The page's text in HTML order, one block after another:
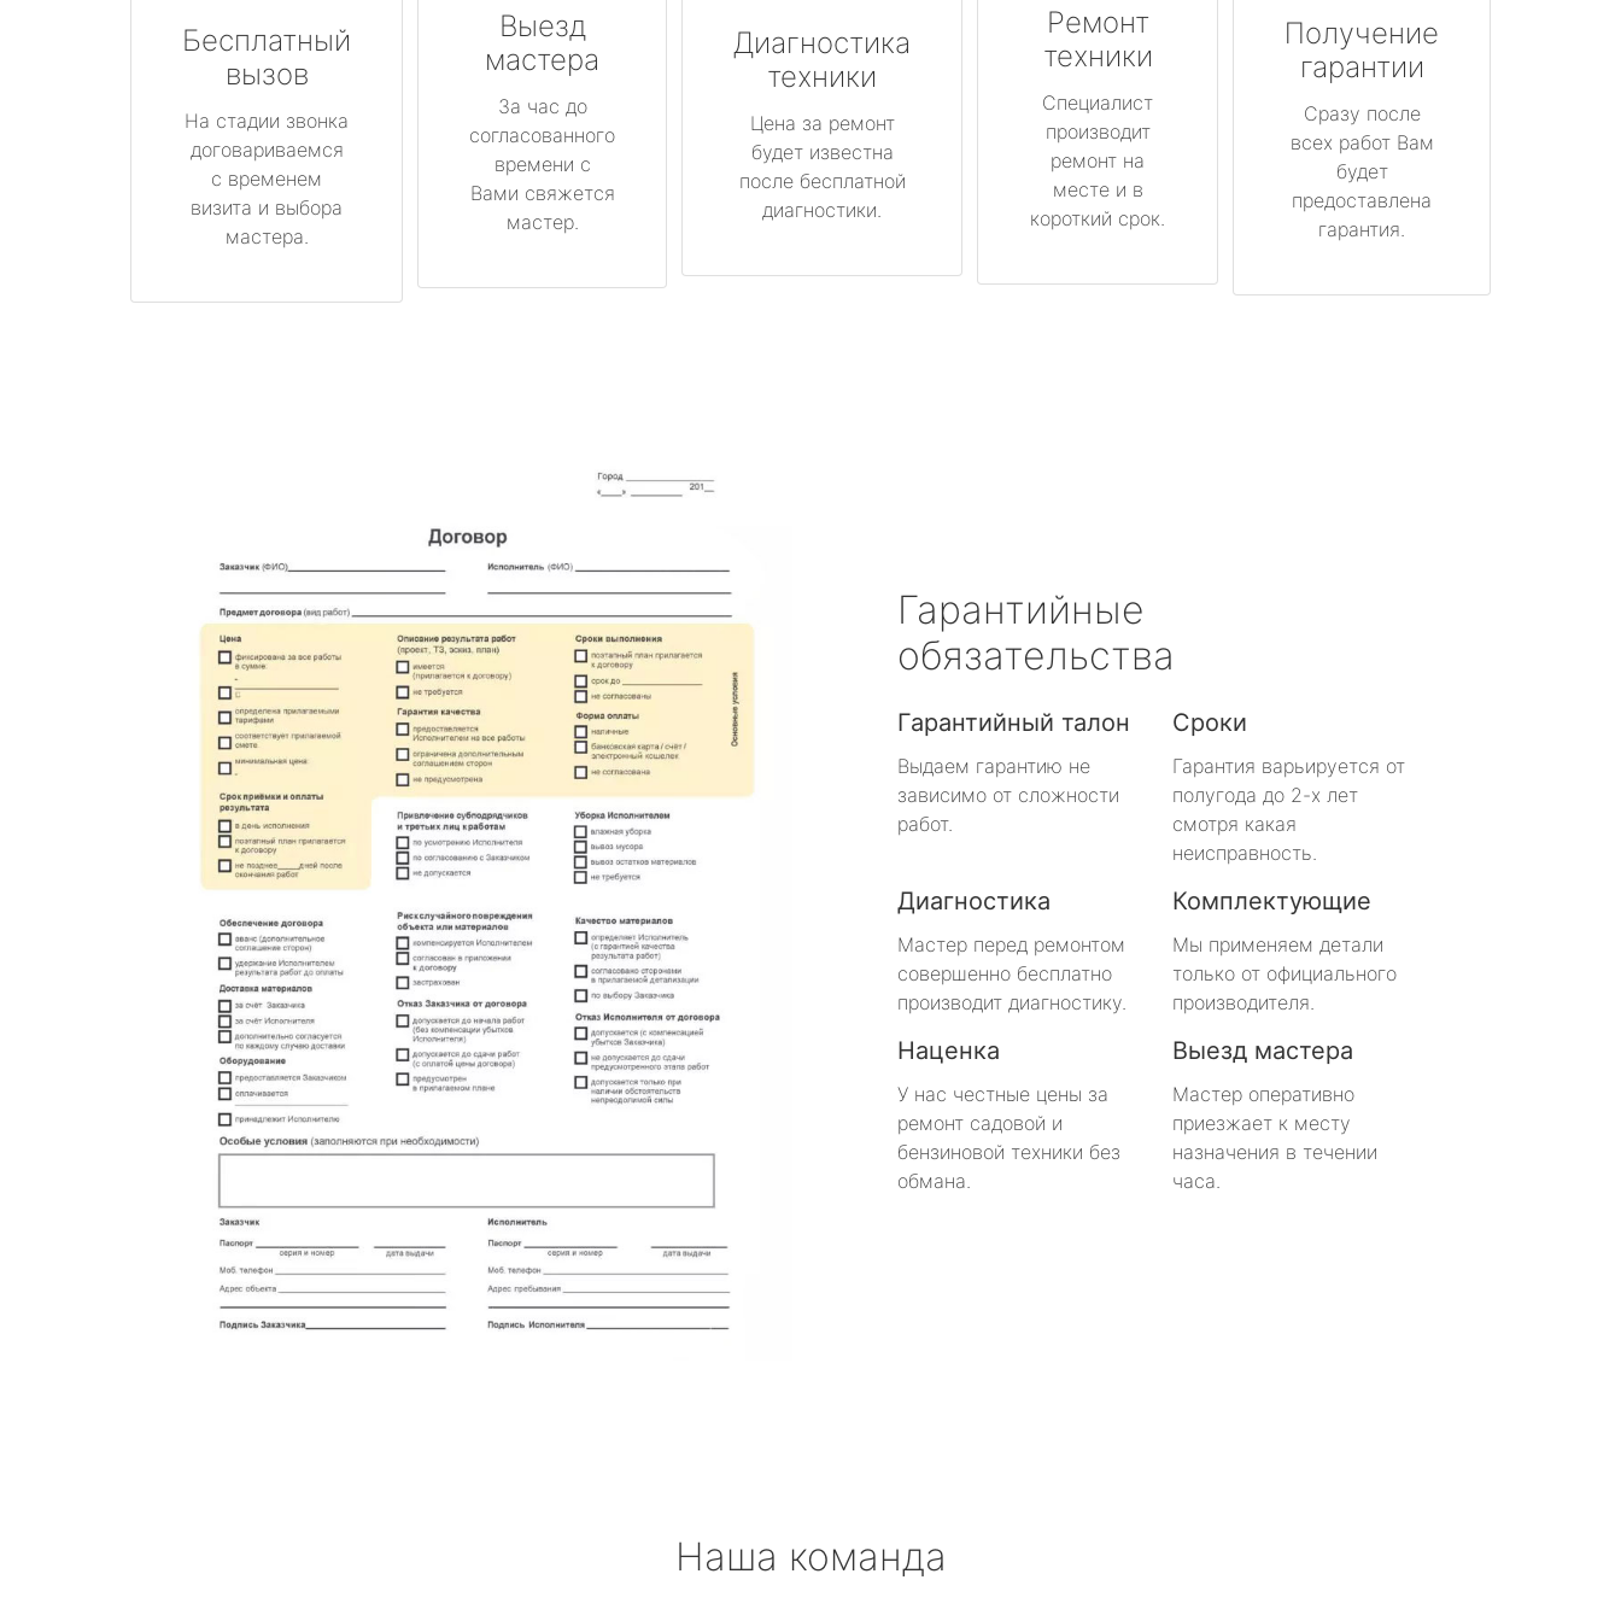
Бесплатный
вызов
На стадии звонка
договариваемся
с временем
визита и выбора
мастера.
Выезд
мастера
За час до
согласованного
времени с
Вами свяжется
мастер.
Диагностика
техники
Цена за ремонт
будет известна
после бесплатной
диагностики.
Ремонт
техники
Специалист
производит
ремонт на
месте и в
короткий срок.
Получение
гарантии
Сразу после
всех работ Вам
будет
предоставлена
гарантия.
Гарантийные
обязательства
Гарантийный талон
Выдаем гарантию не
зависимо от сложности
работ.
Сроки
Гарантия варьируется от
полугода до 2-х лет
смотря какая
неисправность.
Диагностика
Мастер перед ремонтом
совершенно бесплатно
производит диагностику.
Комплектующие
Мы применяем детали
только от официального
производителя.
Наценка
У нас честные цены за
ремонт садовой и
бензиновой техники без
обмана.
Выезд мастера
Мастер оперативно
приезжает к месту
назначения в течении
часа.
Наша команда